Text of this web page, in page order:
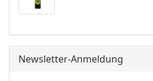
Newsletter-Anmeldung